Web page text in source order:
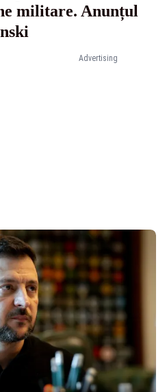
Advertising
militare. Anunțul